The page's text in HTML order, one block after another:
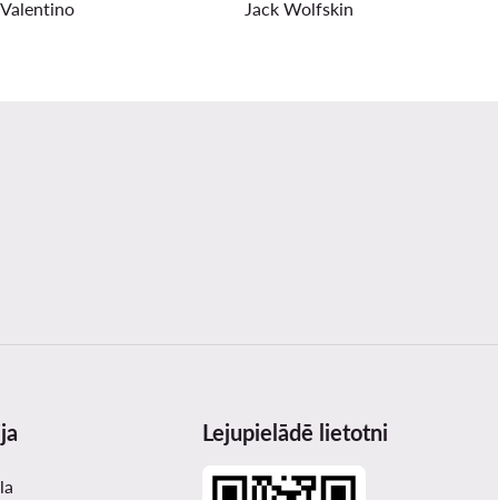
Valentino Jack Wolfskin
Lejupielādē lietotni